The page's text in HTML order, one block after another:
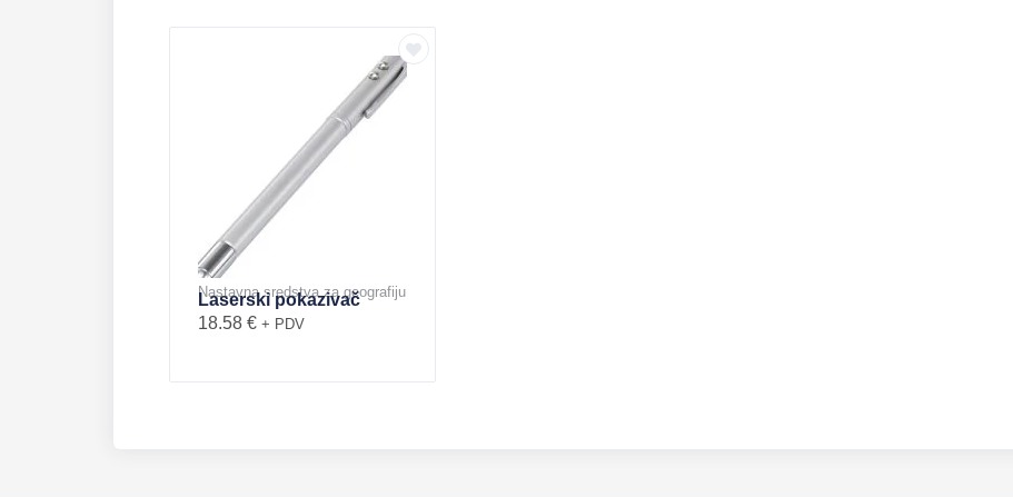
Nastavna sredstva za geografiju
Laserski pokazivač
18.58 € + PDV